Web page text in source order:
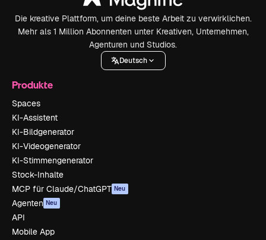
Die kreative Plattform, um deine beste Arbeit zu verwirklichen.
Mehr als 1 Million Abonnenten unter Kreativen, Unternehmen,
Agenturen und Studios.
Deutsch
Produkte
Spaces
KI-Assistent
KI-Bildgenerator
KI-Videogenerator
KI-Stimmengenerator
Stock-Inhalte
MCP für Claude/ChatGPT Neu
Agenten Neu
API
Mobile App